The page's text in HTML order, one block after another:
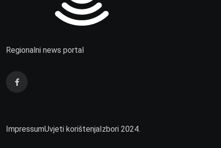
Regionalni news portal
ImpressumUvjeti korištenja Izbori 2024.